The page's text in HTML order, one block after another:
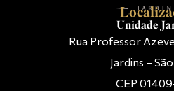
Unidade
Rua Professor
Jardins –
CEP